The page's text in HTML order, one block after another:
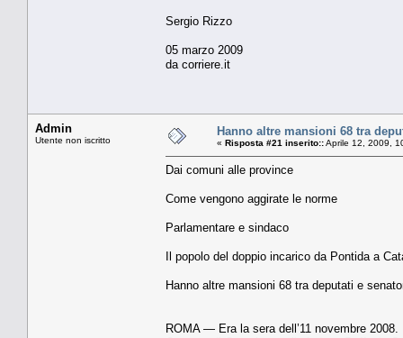
Sergio Rizzo
05 marzo 2009
da corriere.it
Admin
Utente non iscritto
Hanno altre mansioni 68 tra
« Risposta #21 inserito::Aprile 12, 2009,
Dai comuni alle province
Come vengono aggirate le norme
Parlamentare e sindaco
Il popolo del doppio incarico da Pontida a
Hanno altre mansioni 68 tra deputati e
ROMA — Era la sera dell’11 no­vembre